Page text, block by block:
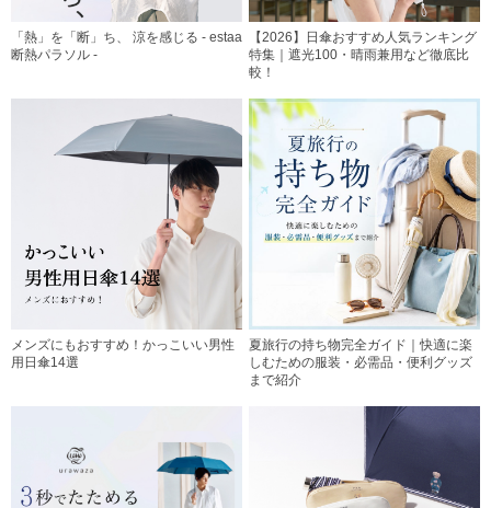
「熱」を「断」ち、 涼を感じる - estaa
断熱パラソル -
【2026】日傘おすすめ人気ランキング
特集｜遮光100・晴雨兼用など徹底比
較！
メンズにもおすすめ！かっこいい男性
用日傘14選
夏旅行の持ち物完全ガイド｜快適に楽
しむための服装・必需品・便利グッズ
まで紹介